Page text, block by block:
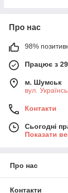
Про нас
98%
Працює з
м. Шумськ
вул.
Контакти
Сьогодні
Показати
Про нас
Контакти